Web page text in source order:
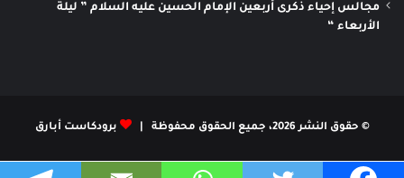
مجالس إحياء ذكرى أربعين الإمام الحسين عليه السلام ” ليلة
الأربعاء “
© حقوق النشر 2026، جميع الحقوق محفوظة | برودكاست أبارق